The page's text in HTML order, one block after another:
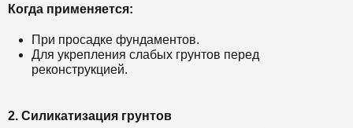
Когда применяется:
При просадке фундаментов.
Для укрепления слабых грунтов перед
реконструкцией.
2. Силикатизация грунтов